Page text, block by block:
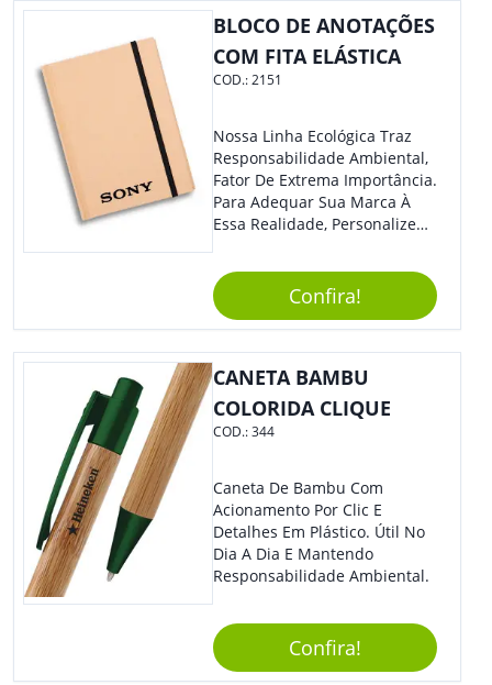
BLOCO DE ANOTAÇÕES
COM FITA ELÁSTICA
COD.:2151
Nossa Linha Ecológica Traz
Responsabilidade Ambiental,
Fator De Extrema Importância.
Para Adequar Sua Marca À
Essa Realidade, Personalize
Anotações Com Post-It E
Caneta. Elaborado A Partir De
Material Reciclado, O Brinde
Também É Prático, Tornando-
Se Assim Excelente Para Uso
Cotidiano. Perfeito, Não É?!
Confira!
CANETA BAMBU
COLORIDA CLIQUE
COD.:344
Caneta De Bambu Com
Acionamento Por Clic E
Detalhes Em Plástico. Útil No
Dia A Dia E Mantendo
Responsabilidade Ambiental.
Confira!